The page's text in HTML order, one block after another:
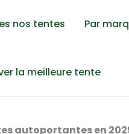
nos tentes Par
la meilleure tente
autoportantes en